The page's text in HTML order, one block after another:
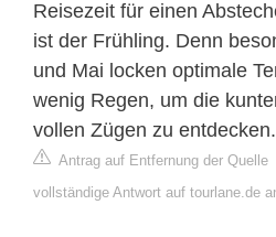
Reisezeit für einen
ist der Frühling. Denn
und Mai locken optimale
wenig Regen, um die
vollen Zügen zu entdecken.
Antrag auf Entfernung der Quelle
vollständige Antwort auf tourlane.de